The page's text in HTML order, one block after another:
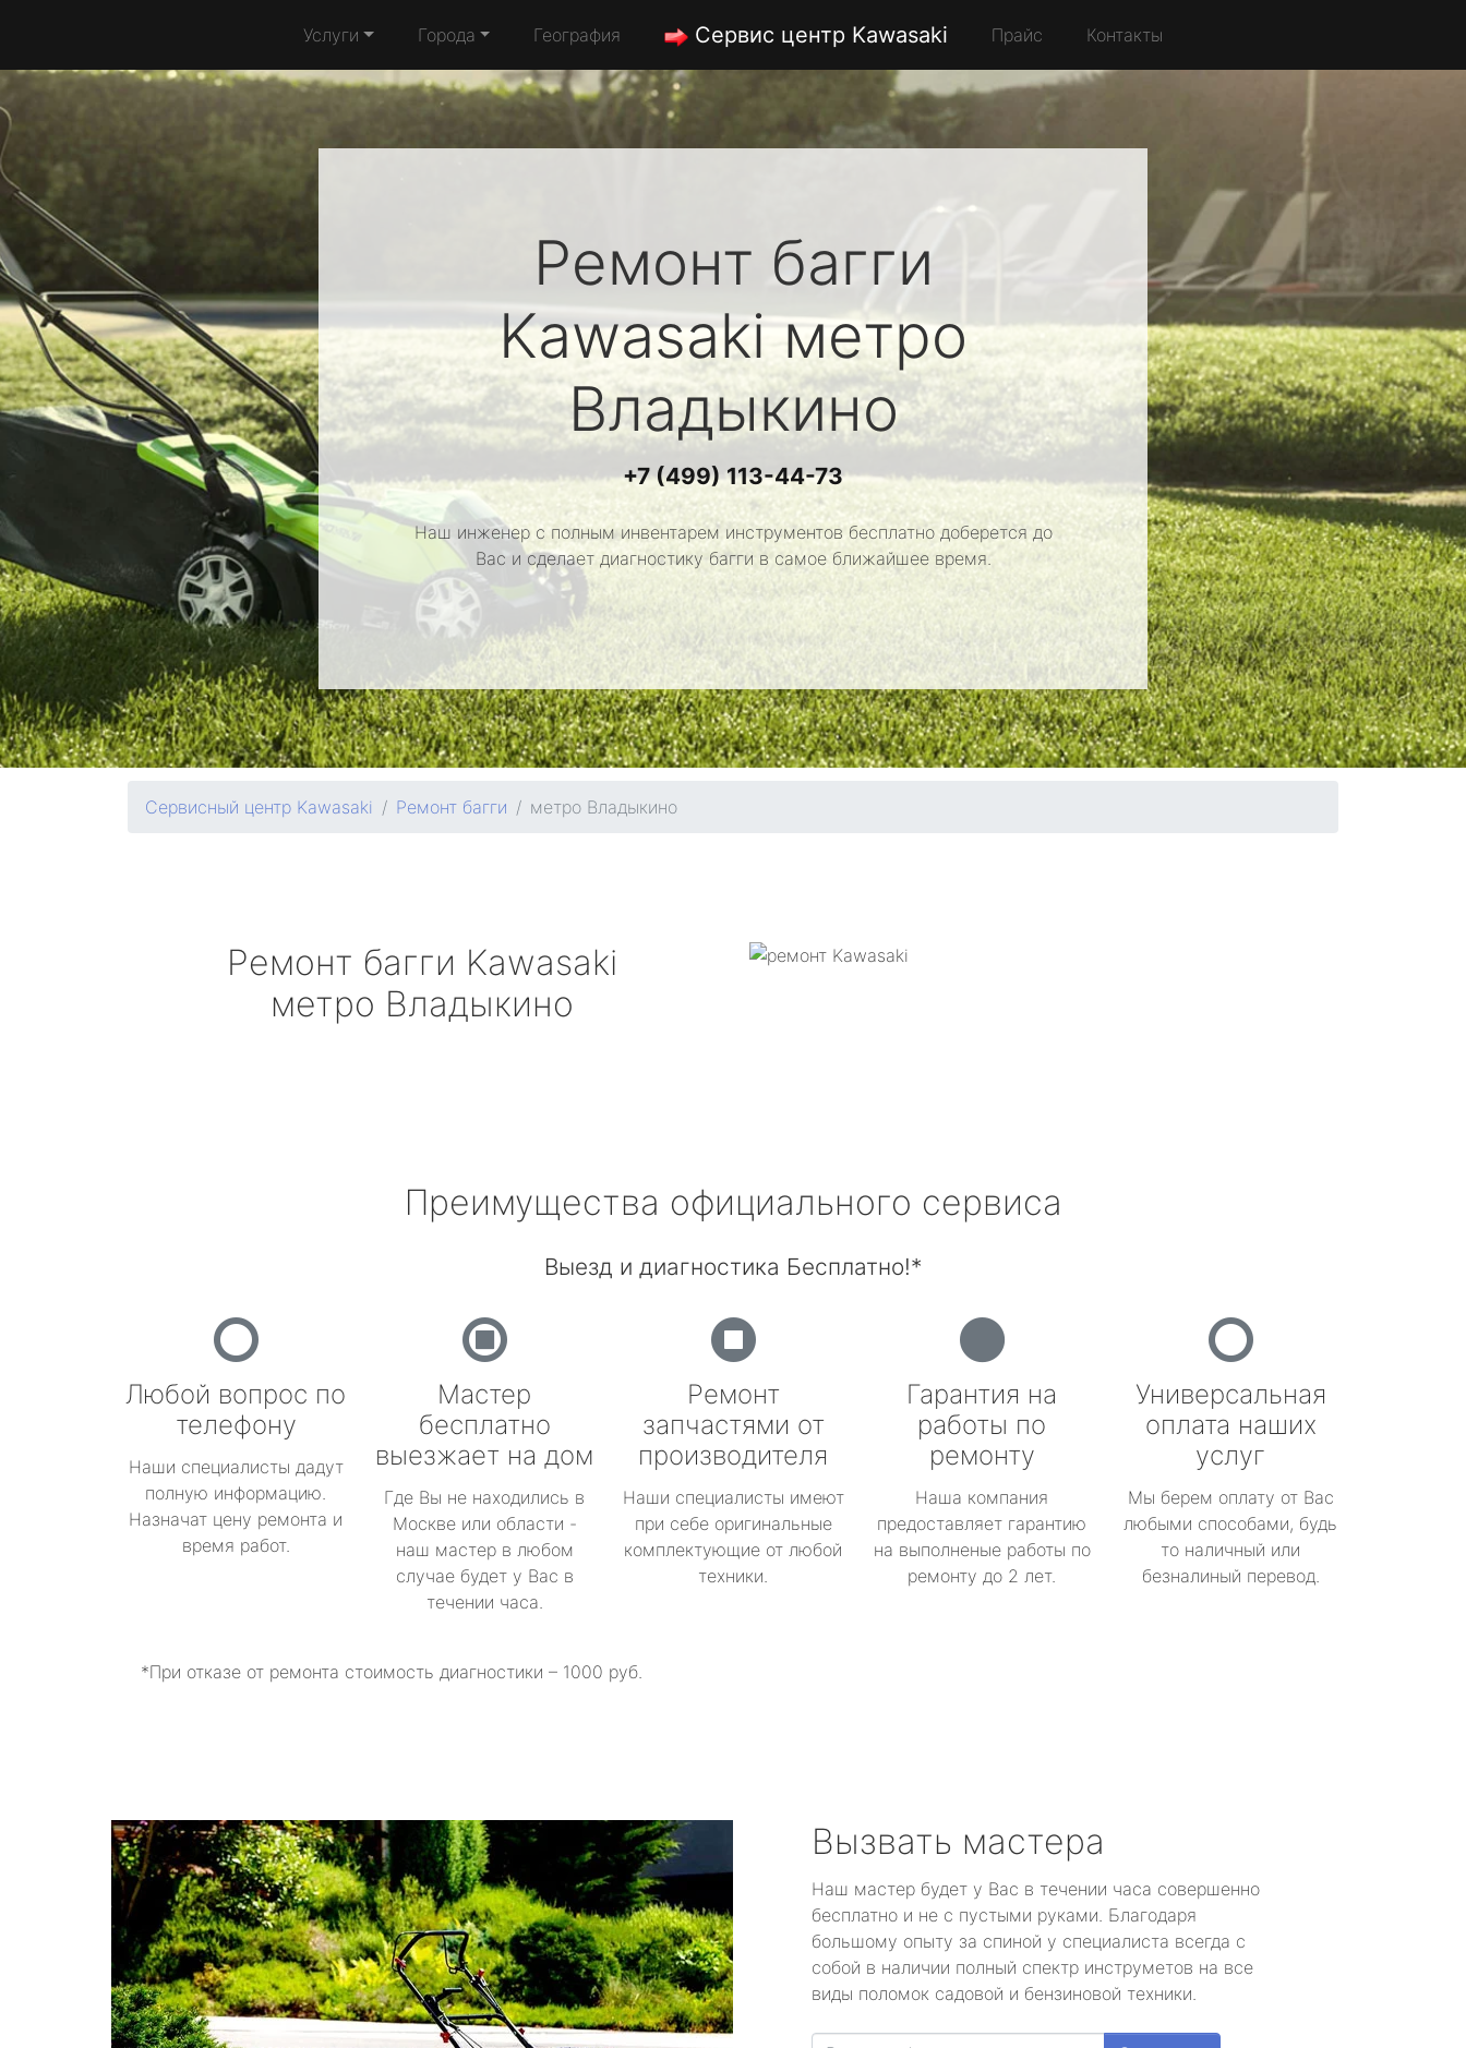
Услуги Города География Сервис центр Kawasaki Прайс Контакты
Ремонт багги
Kawasakiметро
Владыкино
+7 (499) 113-44-73
Наш инженер с полным инвентарем инструментов бесплатно доберется до
Вас и сделает диагностику багги в самое ближайшее время.
Сервисный центр Kawasaki Ремонт багги метро Владыкино
Ремонт багги Kawasaki
метро Владыкино
Преимущества официального сервиса
Выезд и диагностика Бесплатно!*
Любой вопрос по
телефону
Наши специалисты дадут
полную информацию.
Назначат цену ремонта и
время работ.
Мастер
бесплатно
выезжает на дом
Где Вы не находились в
Москве или области -
наш мастер в любом
случае будет у Вас в
течении часа.
Ремонт
запчастями от
производителя
Наши специалисты имеют
при себе оригинальные
комплектующие от любой
техники.
Гарантия на
работы по
ремонту
Наша компания
предоставляет гарантию
на выполненые работы по
ремонту до 2 лет.
Универсальная
оплата наших
услуг
Мы берем оплату от Вас
любыми способами, будь
то наличный или
безналиный перевод.
*При отказе от ремонта стоимость диагностики – 1000 руб.
Вызвать мастера
Наш мастер будет у Вас в течении часа совершенно
бесплатно и не с пустыми руками. Благодаря
большому опыту за спиной у специалиста всегда с
собой в наличии полный спектр инструметов на все
виды поломок садовой и бензиновой техники.